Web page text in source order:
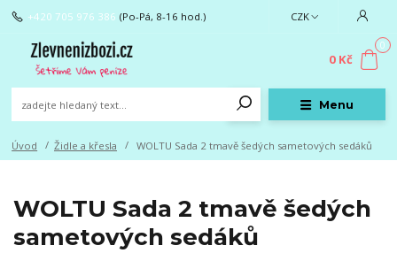
Menu
CZK
+420 705 976 386 (Po-Pá, 8-16 hod.)
0
0 Kč
Úvod Židle a křesla WOLTU Sada 2 tmavě šedých sametových sedáků
WOLTU Sada 2 tmavě šedých
sametových sedáků